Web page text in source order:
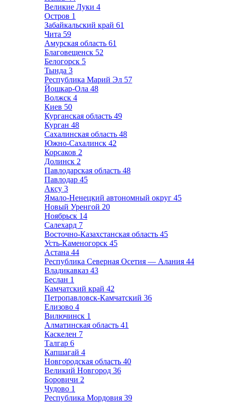
Великие Луки 4
Остров 1
Забайкальский край 61
Чита 59
Амурская область 61
Благовещенск 52
Белогорск 5
Тында 3
Республика Марий Эл 57
Йошкар-Ола 48
Волжск 4
Киев 50
Курганская область 49
Курган 48
Сахалинская область 48
Южно-Сахалинск 42
Корсаков 2
Долинск 2
Павлодарская область 48
Павлодар 45
Аксу 3
Ямало-Ненецкий автономный округ 45
Новый Уренгой 20
Ноябрьск 14
Салехард 7
Восточно-Казахстанская область 45
Усть-Каменогорск 45
Астана 44
Республика Северная Осетия — Алания 44
Владикавказ 43
Беслан 1
Камчатский край 42
Петропавловск-Камчатский 36
Елизово 4
Вилючинск 1
Алматинская область 41
Каскелен 7
Талгар 6
Капшагай 4
Новгородская область 40
Великий Новгород 36
Боровичи 2
Чудово 1
Республика Мордовия 39